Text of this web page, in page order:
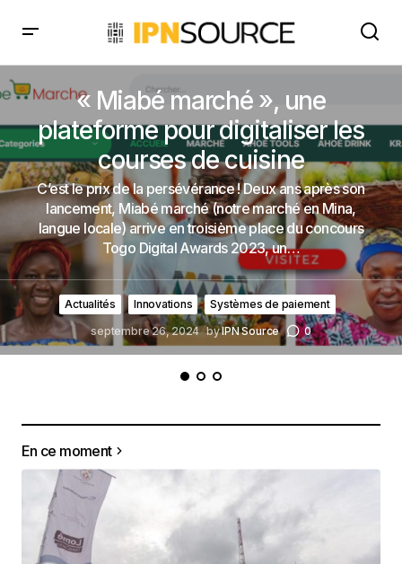
« Miabé marché », une
plateforme pour digitaliser les
courses de cuisine
C’est le prix de la persévérance ! Deux ans après son
lancement, Miabé marché (notre marché en Mina,
langue locale) arrive en troisième place du concours
Togo Digital Awards 2023, un…
Actualités Innovations
Systèmes de paiement
septembre 26, 2024 byIPN Source 0
En ce moment